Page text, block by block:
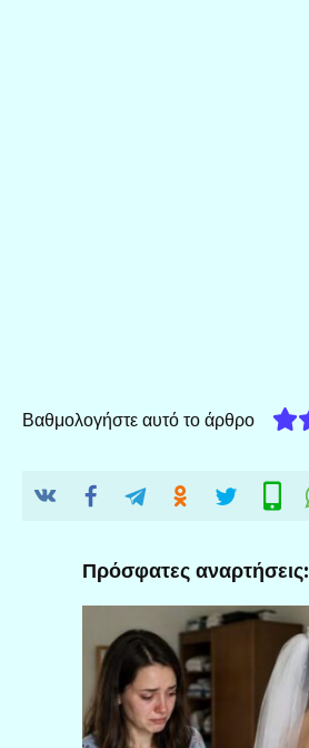
Βαθμολογήστε αυτό το άρθρο
Πρόσφατες αναρτήσεις: